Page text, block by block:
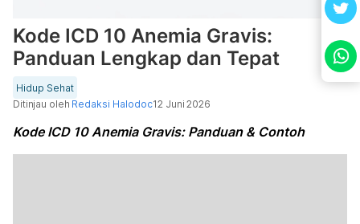
Kode ICD 10 Anemia Gravis:
Panduan Lengkap dan Tepat
Hidup Sehat
Ditinjau oleh Redaksi Halodoc12 Juni 2026
Kode ICD 10 Anemia Gravis: Panduan & Contoh